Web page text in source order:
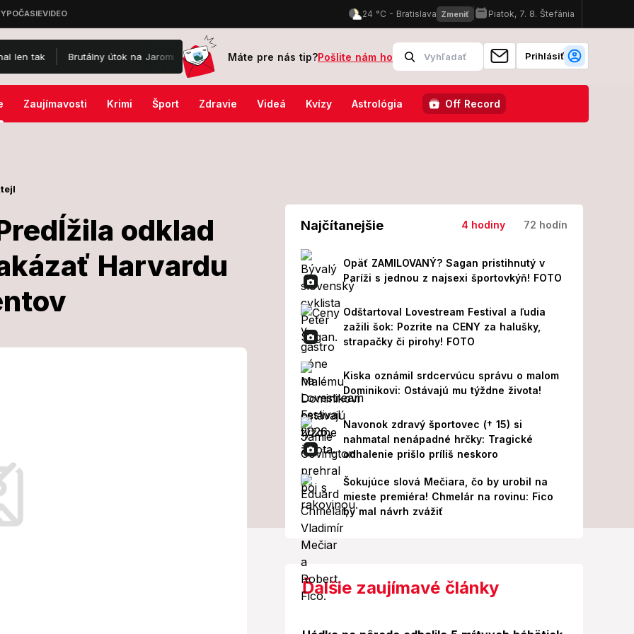
útok na Jaromíra Soukupa: Skončil v nemocnici a je po operácii! Z jeho prvých slov MRAZÍ Odštartoval Lovestream Festival a
Máte pre nás tip?Pošlite nám ho Prihlásiť
Zaujímavosti Krimi Šport Zdravie Videá Kvízy Astrológia Off Record
odklad
Harvardu
Predĺžila
plánu
škole študovalo takmer 7000
100 krajín.
Najčítanejšie 4 hodiny 72 hodín
Opäť ZAMILOVANÝ? Sagan pristihnutý v
Paríži s jednou z najsexi športovkýň! FOTO
Odštartoval Lovestream Festival a ľudia
zažili šok: Pozrite na CENY za halušky,
strapačky či pirohy! FOTO
Kiska oznámil srdcervúcu správu o malom
Dominikovi: Ostávajú mu týždne života!
Navonok zdravý športovec († 15) si
nahmatal nenápadné hrčky: Tragické
odhalenie prišlo príliš neskoro
Šokujúce slová Mečiara, čo by urobil na
mieste premiéra! Chmelár na rovinu: Fico
by mal návrh zvážiť
Ďalšie zaujímavé články